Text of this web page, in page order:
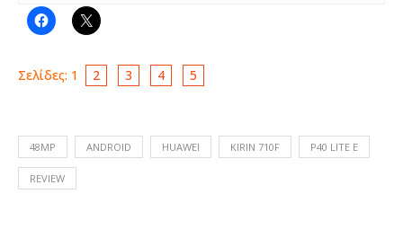
Σελίδες: 1 2 3 4 5
48MP ANDROID HUAWEI KIRIN 710F P40 LITE E
REVIEW